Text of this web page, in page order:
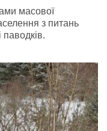
масової
з питань
паводків.